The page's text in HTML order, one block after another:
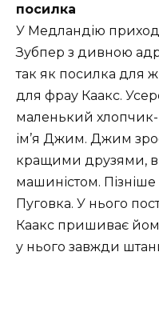
посилка
У Медландію
Зубпер з дивною
так як посилка для
для фрау Каакс.
маленький
ім’я Джим. Джим
кращими друзями,
машиністом.
Пуговка. У нього
Каакс пришиває
у нього завжди